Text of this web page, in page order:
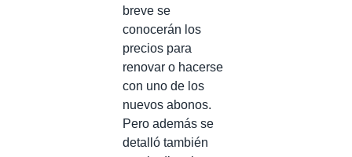
breve se
conocerán los
precios para
renovar o hacerse
con uno de los
nuevos abonos.
Pero además se
detalló también